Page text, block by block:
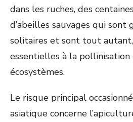
dans les ruches, des
d’abeilles sauvages qui sont
solitaires et sont tout
essentielles à la
écosystèmes.
Le risque principal
asiatique concerne